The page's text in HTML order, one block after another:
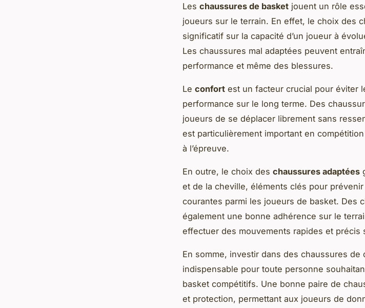
Les chaussures de basket jouent un rôle
joueurs sur le terrain. En effet, le choix des
significatif sur la capacité d’un joueur à
Les chaussures mal adaptées peuvent
performance et même des blessures.
Le confort est un facteur crucial pour éviter
performance sur le long terme. Des
joueurs de se déplacer librement sans
est particulièrement important en
à l’épreuve.
En outre, le choix des chaussures adaptées
et de la cheville, éléments clés pour
courantes parmi les joueurs de basket. Des
également une bonne adhérence sur le
effectuer des mouvements rapides et précis
En somme, investir dans des chaussures
indispensable pour toute personne
basket compétitifs. Une bonne paire de
et protection, permettant aux joueurs de